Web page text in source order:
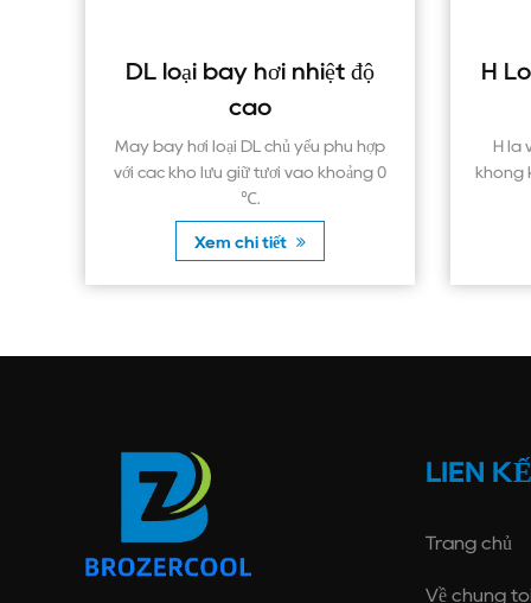
bay hơi nhiệt độ
loại DL chủ yếu phù hợp
lưu giữ tươi vào khoảng 0
H Loại ngưng tụ làm
H là viết tắt của các loại cửa
không khí bên. Các cuộn dây
LIÊN
Trang chủ
Về chúng